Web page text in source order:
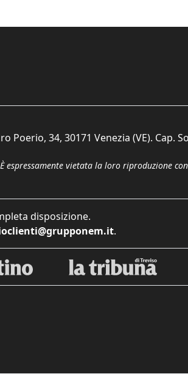
34, 30171 Venezia (VE). Cap.
vietata la loro riproduzione
disposizione.
.